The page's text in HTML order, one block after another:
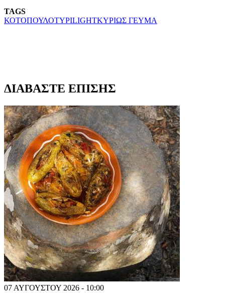
TAGS
ΚΟΤΟΠΟΥΛΟΤΥΡΙLIGHTΚΥΡΙΩΣ ΓΕΥΜΑ
ΔΙΑΒΑΣΤΕ ΕΠΙΣΗΣ
07 ΑΥΓΟΥΣΤΟΥ 2026 - 10:00